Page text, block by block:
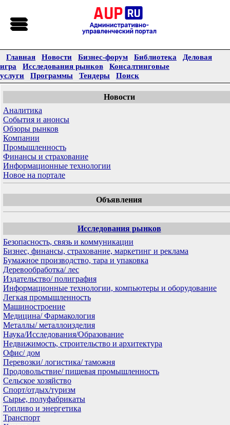
Главная Новости Бизнес-форум Библиотека
Деловая
игра
Исследования рынков
Консалтинговые
услуги
Программы Тендеры Поиск
Новости
Аналитика
События и анонсы
Обзоры рынков
Компании
Промышленность
Финансы и страхование
Информационные технологии
Новое на портале
Объявления
Исследования рынков
Безопасность, связь и коммуникации
Бизнес, финансы, страхование, маркетинг и реклама
Бумажное производство, тара и упаковка
Деревообработка/ лес
Издательство/ полиграфия
Информационные технологии, компьютеры и оборудование
Легкая промышленность
Машиностроение
Медицина/ Фармакология
Металлы/ металлоизделия
Наука/Исследования/Образование
Недвижимость, строительство и архитектура
Офис/ дом
Перевозки/ логистика/ таможня
Продовольствие/ пищевая промышленность
Сельское хозяйство
Спорт/отдых/туризм
Сырье, полуфабрикаты
Топливо и энергетика
Транспорт